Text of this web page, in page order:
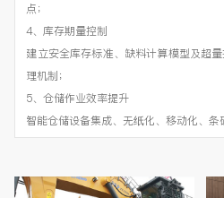
点；
4、库存期量控制
建立安全库存标准、缺料计算模型及超
理机制；
5、仓储作业效率提升
智能仓储设备集成、无纸化、移动化、条